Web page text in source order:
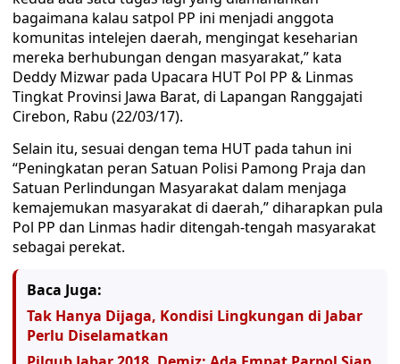
bagaimana kalau satpol PP ini menjadi anggota
komunitas intelejen daerah, mengingat keseharian
mereka berhubungan dengan masyarakat,” kata
Deddy Mizwar pada Upacara HUT Pol PP & Linmas
Tingkat Provinsi Jawa Barat, di Lapangan Ranggajati
Cirebon, Rabu (22/03/17).
Selain itu, sesuai dengan tema HUT pada tahun ini
“Peningkatan peran Satuan Polisi Pamong Praja dan
Satuan Perlindungan Masyarakat dalam menjaga
kemajemukan masyarakat di daerah,” diharapkan pula
Pol PP dan Linmas hadir ditengah-tengah masyarakat
sebagai perekat.
Baca Juga:
Tak Hanya Dijaga, Kondisi Lingkungan di Jabar
Perlu Diselamatkan